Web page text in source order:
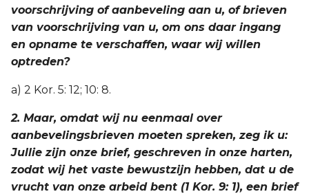
voorschrijving of aanbeveling aan u, of brieven
van voorschrijving van u, om ons daar ingang
en opname te verschaffen, waar wij willen
optreden?
a) 2 Kor. 5: 12; 10: 8.
2. Maar, omdat wij nu eenmaal over
aanbevelingsbrieven moeten spreken, zeg ik u:
Jullie zijn onze brief, geschreven in onze harten,
zodat wij het vaste bewustzijn hebben, dat u de
vrucht van onze arbeid bent (1 Kor. 9: 1), een brief